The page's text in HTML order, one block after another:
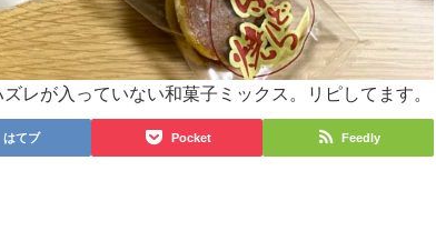
レが入っていない和菓子ミックス。リピしてます。
はてブ Pocket Feedly